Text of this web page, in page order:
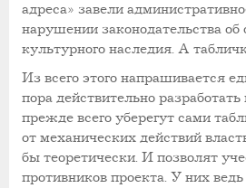
адреса» завели
нарушении законодательства об
культурного наследия. А
Из всего этого напрашивается
пора действительно
прежде всего уберегут сами
от механических действий
бы теоретически. И позволят
противников проекта. У них